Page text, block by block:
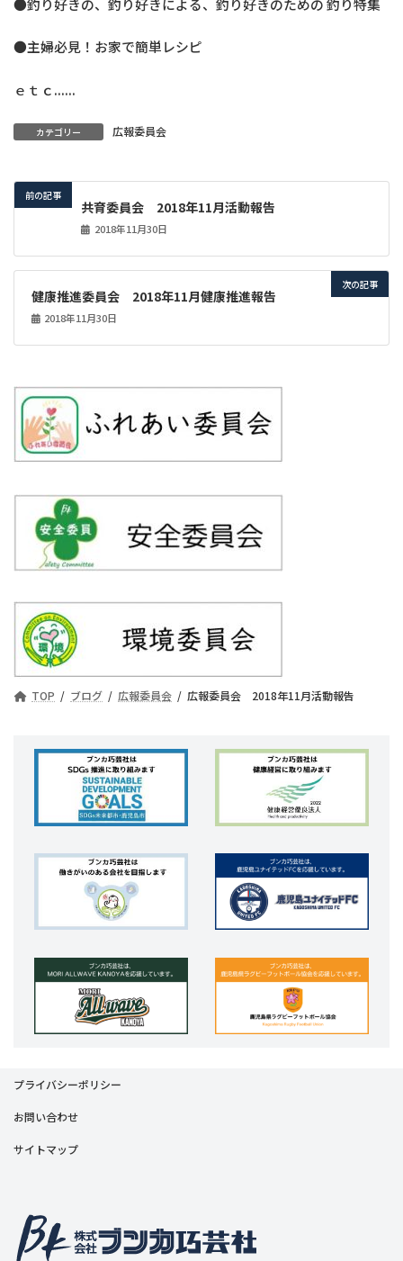
●釣り好きの、釣り好きによる、釣り好きのための 釣り特集
●主婦必見！お家で簡単レシピ
ｅｔｃ......
カテゴリー 広報委員会
前の記事
共育委員会 2018年11月活動報告
2018年11月30日
次の記事
健康推進委員会 2018年11月健康推進報告
2018年11月30日
TOP ブログ 広報委員会 広報委員会 2018年11月活動報告
プライバシーポリシー
お問い合わせ
サイトマップ